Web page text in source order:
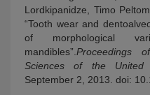
Lordkipanidze, Timo
“Tooth wear and
of morphological
mandibles”.Proceedings
Sciences of the United
September 2, 2013. doi: